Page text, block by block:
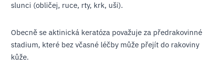
slunci (obličej, ruce, rty, krk, uši).
Obecně se aktinická keratóza považuje za předrakovinné
stadium, které bez včasné léčby může přejít do rakoviny
kůže.